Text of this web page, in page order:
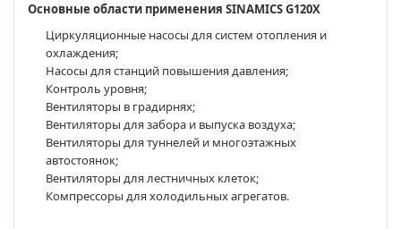
Основные области применения SINAMICS G120X
Циркуляционные насосы для систем отопления и
охлаждения;
Насосы для станций повышения давления;
Контроль уровня;
Вентиляторы в градирнях;
Вентиляторы для забора и выпуска воздуха;
Вентиляторы для туннелей и многоэтажных
автостоянок;
Вентиляторы для лестничных клеток;
Компрессоры для холодильных агрегатов.